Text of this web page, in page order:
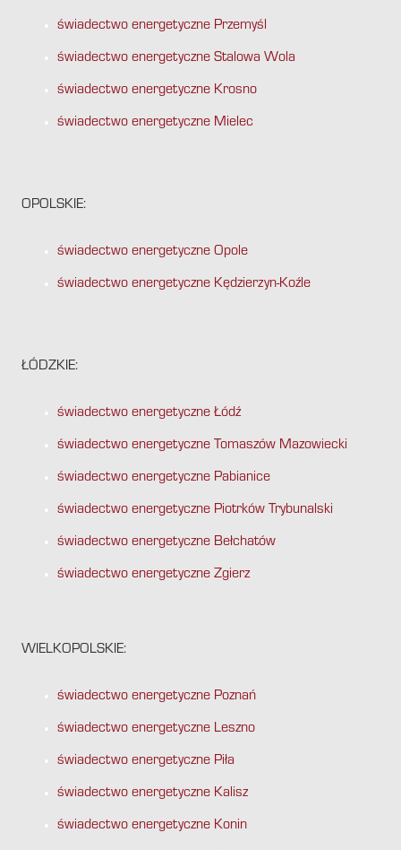
świadectwo energetyczne Przemyśl
świadectwo energetyczne Stalowa Wola
świadectwo energetyczne Krosno
świadectwo energetyczne Mielec
OPOLSKIE:
świadectwo energetyczne Opole
świadectwo energetyczne Kędzierzyn-Koźle
ŁÓDZKIE:
świadectwo energetyczne Łódź
świadectwo energetyczne Tomaszów Mazowiecki
świadectwo energetyczne Pabianice
świadectwo energetyczne Piotrków Trybunalski
świadectwo energetyczne Bełchatów
świadectwo energetyczne Zgierz
WIELKOPOLSKIE:
świadectwo energetyczne Poznań
świadectwo energetyczne Leszno
świadectwo energetyczne Piła
świadectwo energetyczne Kalisz
świadectwo energetyczne Konin